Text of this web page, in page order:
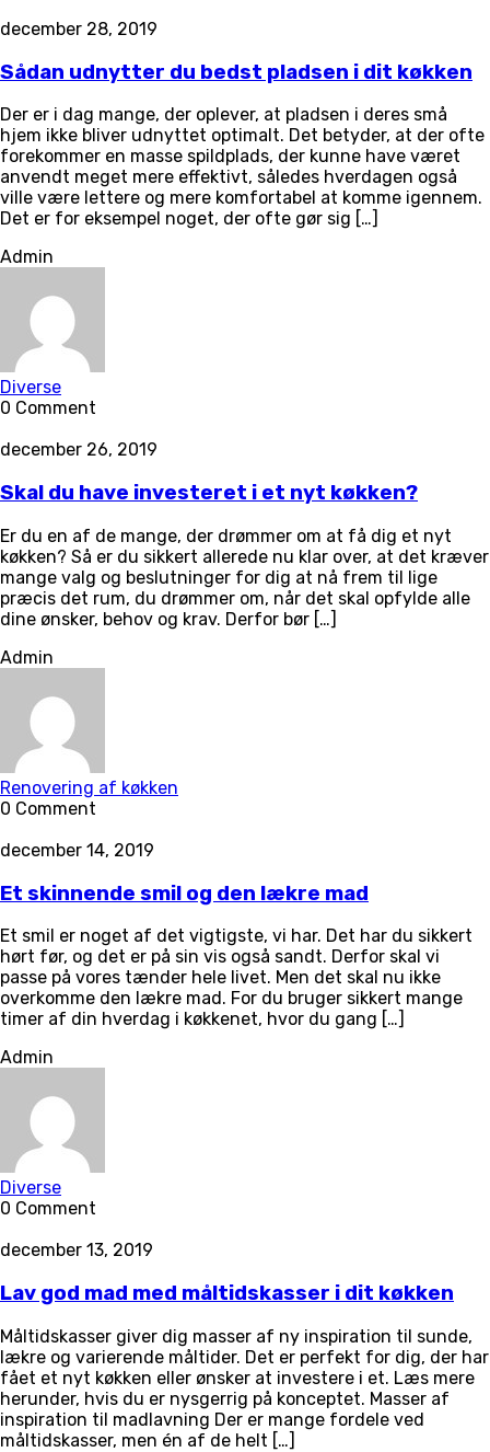
december 28, 2019
Sådan udnytter du bedst pladsen i dit køkken
Der er i dag mange, der oplever, at pladsen i deres små
hjem ikke bliver udnyttet optimalt. Det betyder, at der ofte
forekommer en masse spildplads, der kunne have været
anvendt meget mere effektivt, således hverdagen også
ville være lettere og mere komfortabel at komme igennem.
Det er for eksempel noget, der ofte gør sig […]
Admin
Diverse
0 Comment
december 26, 2019
Skal du have investeret i et nyt køkken?
Er du en af de mange, der drømmer om at få dig et nyt
køkken? Så er du sikkert allerede nu klar over, at det kræver
mange valg og beslutninger for dig at nå frem til lige
præcis det rum, du drømmer om, når det skal opfylde alle
dine ønsker, behov og krav. Derfor bør […]
Admin
Renovering af køkken
0 Comment
december 14, 2019
Et skinnende smil og den lækre mad
Et smil er noget af det vigtigste, vi har. Det har du sikkert
hørt før, og det er på sin vis også sandt. Derfor skal vi
passe på vores tænder hele livet. Men det skal nu ikke
overkomme den lækre mad. For du bruger sikkert mange
timer af din hverdag i køkkenet, hvor du gang […]
Admin
Diverse
0 Comment
december 13, 2019
Lav god mad med måltidskasser i dit køkken
Måltidskasser giver dig masser af ny inspiration til sunde,
lækre og varierende måltider. Det er perfekt for dig, der har
fået et nyt køkken eller ønsker at investere i et. Læs mere
herunder, hvis du er nysgerrig på konceptet. Masser af
inspiration til madlavning Der er mange fordele ved
måltidskasser, men én af de helt […]